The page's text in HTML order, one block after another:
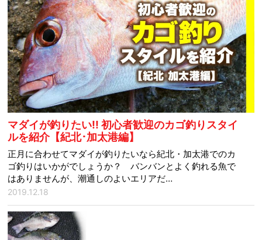
マダイが釣りたい!! 初心者歓迎のカゴ釣りスタイ
ルを紹介【紀北･加太港編】
正月に合わせてマダイが釣りたいなら紀北・加太港でのカ
ゴ釣りはいかがでしょうか？ バンバンとよく釣れる魚で
はありませんが、潮通しのよいエリアだ…
2019.12.18